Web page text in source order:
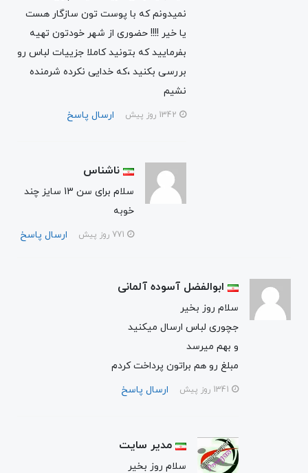
نمیدونم که با پوست تون سازگار هست
یا خیر !!!! حضوری از شهر خودتون تهیه
بفرمایید که بتونید کاملا جزییات لباس رو
بررسی بکنید ،که خدایی نکرده شرمنده
نشیم
ارسال پاسخ
ناشناس
سلام برای سن 13 سایز چند
خوبه
ارسال پاسخ
ابوالفضل آسوده آلمانی
سلام روز بخیر
جچوری لباس ارسال میکنید
و بهم میرسد
مبلغ رو هم براتون پرداخت کردم
ارسال پاسخ
مدیر سایت
سلام روز بخیر